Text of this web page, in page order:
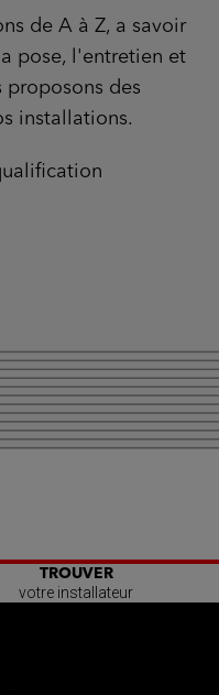
de A à Z, a savoir
pose, l'entretien et
proposons des
installations.
TROUVER
votre installateur